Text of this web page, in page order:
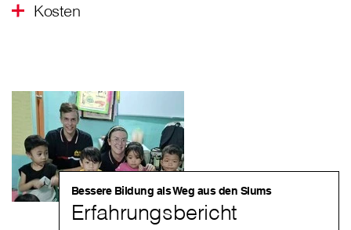
Kosten
Bessere Bildung als Weg aus den Slums
Erfahrungsbericht